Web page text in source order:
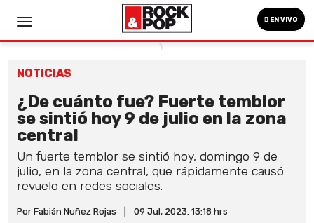
EN VIVO
NOTICIAS
¿De cuánto fue? Fuerte temblor
se sintió hoy 9 de julio en la zona
central
Un fuerte temblor se sintió hoy, domingo 9 de
julio, en la zona central, que rápidamente causó
revuelo en redes sociales.
Por Fabián Nuñez Rojas 09 Jul, 2023. 13:18 hrs